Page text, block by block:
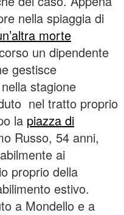
nella spiaggia di
morte
un dipendente
gestisce
stagione
nel tratto proprio
la piazza di
Russo, 54 anni,
ai
proprio della
estivo.
a Mondello e a